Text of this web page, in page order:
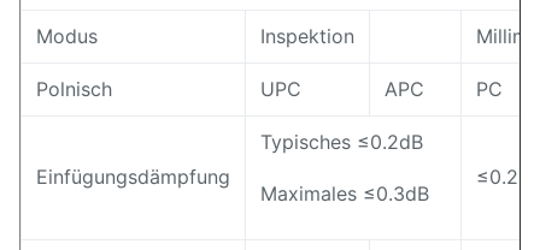
Modus Inspektion
Polnisch UPC APC PC
Einfügungsdämpfung
Typisches ≤0.2dB
Maximales ≤0.3dB